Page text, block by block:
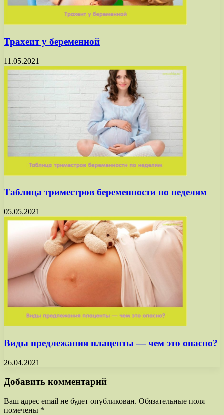
Трахеит у беременной
11.05.2021
Таблица триместров беременности по неделям
05.05.2021
Виды предлежания плаценты — чем это опасно?
26.04.2021
Добавить комментарий
Ваш адрес email не будет опубликован. Обязательные поля
помечены *